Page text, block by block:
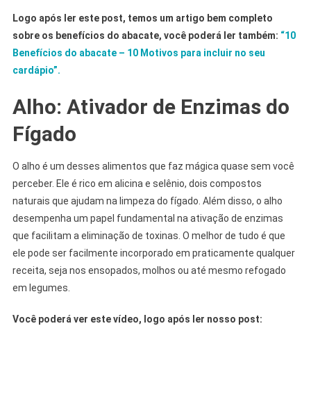
Logo após ler este post, temos um artigo bem completo
sobre os benefícios do abacate, você poderá ler também: “10
Benefícios do abacate – 10 Motivos para incluir no seu
cardápio”.
Alho: Ativador de Enzimas do
Fígado
O alho é um desses alimentos que faz mágica quase sem você
perceber. Ele é rico em alicina e selênio, dois compostos
naturais que ajudam na limpeza do fígado. Além disso, o alho
desempenha um papel fundamental na ativação de enzimas
que facilitam a eliminação de toxinas. O melhor de tudo é que
ele pode ser facilmente incorporado em praticamente qualquer
receita, seja nos ensopados, molhos ou até mesmo refogado
em legumes.
Você poderá ver este vídeo, logo após ler nosso post: